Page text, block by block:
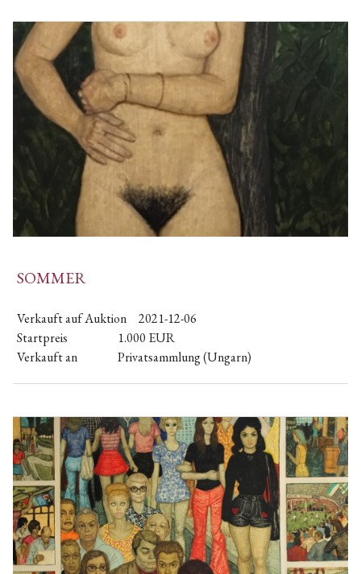
SOMMER
Verkauft auf Auktion
2021-12-06
Startpreis
1.000 EUR
Verkauft an
Privatsammlung (Ungarn)